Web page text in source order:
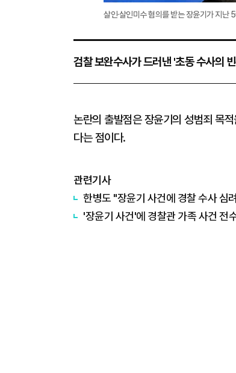
살인·살인미수 혐의를 받는 장윤기가 지난
검찰 보완수사가 드러낸 '초동 수사의
논란의 출발점은 장윤기의 성범죄 목
다는 점이다.
관련기사
한병도 "장윤기 사건에 경찰 수사 심
'장윤기 사건'에 경찰관 가족 사건 전